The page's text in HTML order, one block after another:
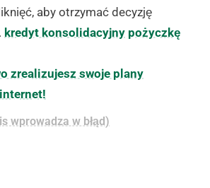
aby otrzymać decyzję
kredyt konsolidacyjny pożyczkę
zrealizujesz swoje plany
wprowadza w błąd)